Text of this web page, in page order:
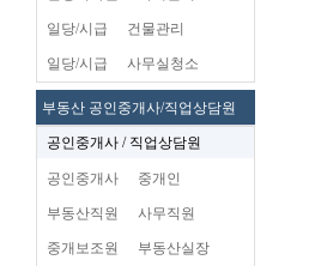
일당/시급 건물관리
일당/시급 사무실청소
부동산 공인중개사/직업상담원
공인중개사 / 직업상담원
공인중개사 중개인
부동산직원 사무직원
중개보조원 부동산실장